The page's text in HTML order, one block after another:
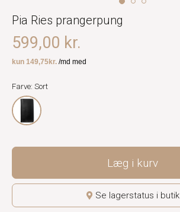
Pia Ries prangerpung
599,00 kr.
Farve: Sort
Læg i kurv
Se lagerstatus i butik